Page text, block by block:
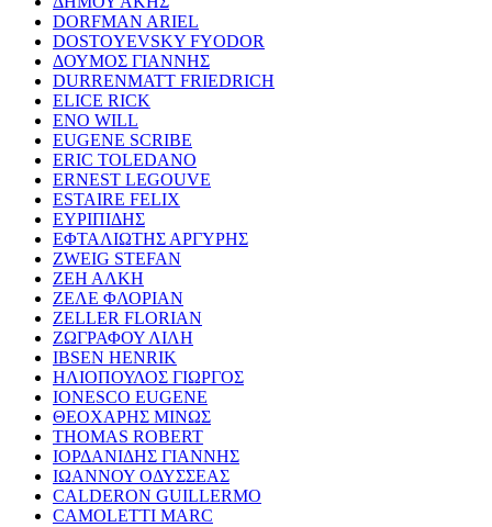
DORFMAN ARIEL
DOSTOYEVSKY FYODOR
ΔΟΥΜΟΣ ΓΙΑΝΝΗΣ
DURRENMATT FRIEDRICH
ELICE RICK
ENO WILL
EUGENE SCRIBE
ERIC TOLEDANO
ERNEST LEGOUVE
ESTAIRE FELIX
ΕΥΡΙΠΙΔΗΣ
ΕΦΤΑΛΙΩΤΗΣ ΑΡΓΥΡΗΣ
ZWEIG STEFAN
ΖΕΗ ΑΛΚΗ
ΖΕΛΕ ΦΛΟΡΙΑΝ
ZELLER FLORIAN
ΖΩΓΡΑΦΟΥ ΛΙΛΗ
IBSEN HENRIK
ΗΛΙΟΠΟΥΛΟΣ ΓΙΩΡΓΟΣ
IONESCO EUGENE
ΘΕΟΧΑΡΗΣ ΜΙΝΩΣ
THOMAS ROBERT
ΙΟΡΔΑΝΙΔΗΣ ΓΙΑΝΝΗΣ
ΙΩΑΝΝΟΥ ΟΔΥΣΣΕΑΣ
CALDERON GUILLERMO
CAMOLETTI MARC